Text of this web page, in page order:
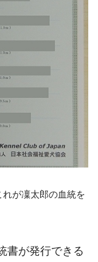
が凜太郎の血統を
書が発行できる